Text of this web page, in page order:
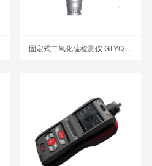
固定式二氧化硫检测仪 GTYQ-MIC-600-SO2